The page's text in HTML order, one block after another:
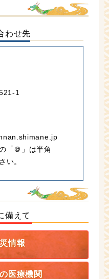
わせ先
1
「＠」は半角
い。
備えて
情報
医療機関